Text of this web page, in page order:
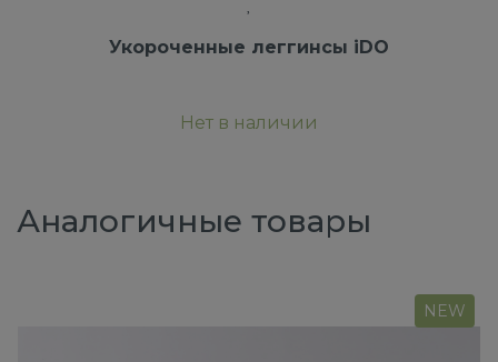
Укороченные леггинсы iDO
Нет в наличии
Аналогичные товары
NEW